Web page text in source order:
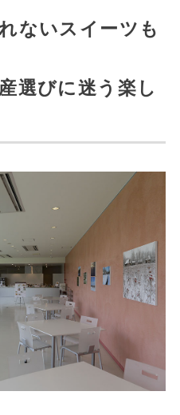
ないスイーツも
選びに迷う楽し